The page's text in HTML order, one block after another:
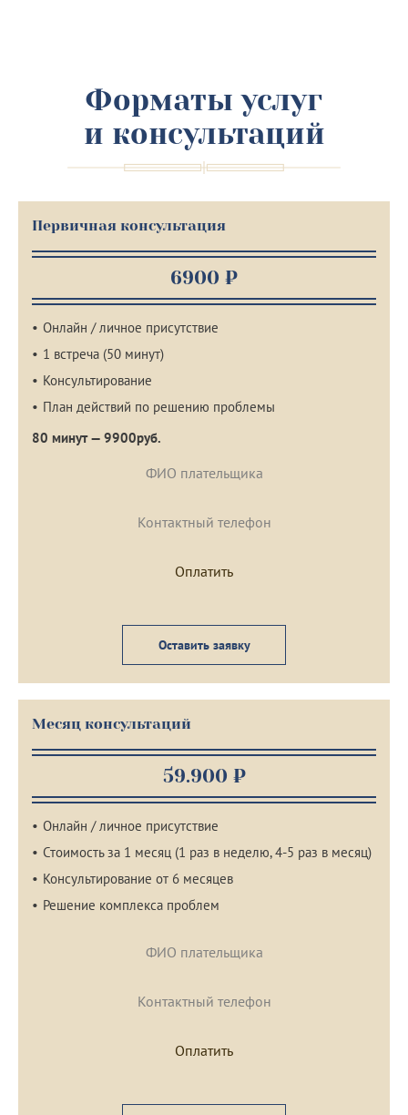
Форматы услуг
и консультаций
Первичная консультация
6900 ₽
Онлайн / личное присутствие
1 встреча (50 минут)
Консультирование
План действий по решению проблемы
80 минут — 9900руб.
Оставить заявку
Месяц консультаций
59.900 ₽
Онлайн / личное присутствие
Стоимость за 1 месяц (1 раз в неделю, 4-5 раз в месяц)
Консультирование от 6 месяцев
Решение комплекса проблем